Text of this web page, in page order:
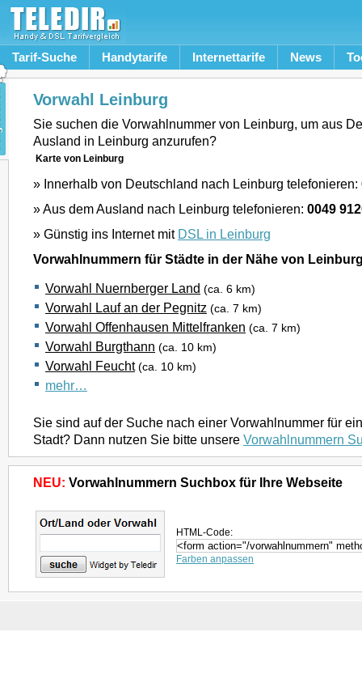
Tarif-Suche Handytarife Internettarife News
Vorwahl Leinburg
Sie suchen die Vorwahlnummer von Leinburg, um aus
Ausland in Leinburg anzurufen?
Karte von Leinburg
» Innerhalb von Deutschland nach Leinburg telefonieren:
» Aus dem Ausland nach Leinburg telefonieren: 0049
» Günstig ins Internet mit DSL in Leinburg
Vorwahlnummern für Städte in der Nähe von
Vorwahl Nuernberger Land (ca. 6 km)
Vorwahl Lauf an der Pegnitz (ca. 7 km)
Vorwahl Offenhausen Mittelfranken (ca. 7 km)
Vorwahl Burgthann (ca. 10 km)
Vorwahl Feucht (ca. 10 km)
mehr…
Sie sind auf der Suche nach einer Vorwahlnummer für
Stadt? Dann nutzen Sie bitte unsere Vorwahlnummern
NEU: Vorwahlnummern Suchbox für Ihre Webseite
HTML-Code:
Farben anpassen